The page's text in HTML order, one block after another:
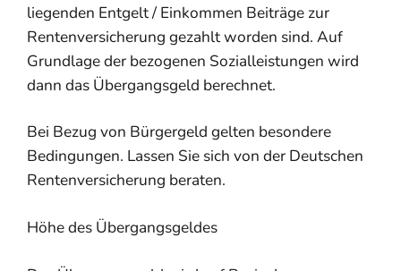
liegenden Entgelt / Einkommen Beiträge zur
Rentenversicherung gezahlt worden sind. Auf
Grundlage der bezogenen Sozialleistungen wird
dann das Übergangsgeld berechnet.
Bei Bezug von Bürgergeld gelten besondere
Bedingungen. Lassen Sie sich von der Deutschen
Rentenversicherung beraten.
Höhe des Übergangsgeldes